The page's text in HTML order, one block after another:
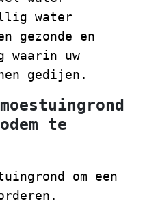
water
gezonde en
waarin uw
gedijen.
te
om een